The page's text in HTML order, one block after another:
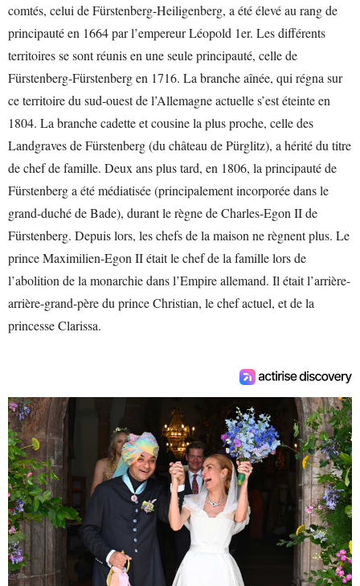
comtés, celui de Fürstenberg-Heiligenberg, a été élevé au rang de
principauté en 1664 par l’empereur Léopold 1er. Les différents
territoires se sont réunis en une seule principauté, celle de
Fürstenberg-Fürstenberg en 1716. La branche aînée, qui régna sur
ce territoire du sud-ouest de l’Allemagne actuelle s’est éteinte en
1804. La branche cadette et cousine la plus proche, celle des
Landgraves de Fürstenberg (du château de Pürglitz), a hérité du titre
de chef de famille. Deux ans plus tard, en 1806, la principauté de
Fürstenberg a été médiatisée (principalement incorporée dans le
grand-duché de Bade), durant le règne de Charles-Egon II de
Fürstenberg. Depuis lors, les chefs de la maison ne règnent plus. Le
prince Maximilien-Egon II était le chef de la famille lors de
l’abolition de la monarchie dans l’Empire allemand. Il était l’arrière-
arrière-grand-père du prince Christian, le chef actuel, et de la
princesse Clarissa.